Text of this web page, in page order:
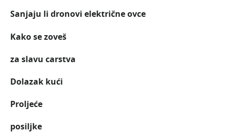
Sanjaju li dronovi električne ovce
Kako se zoveš
za slavu carstva
Dolazak kući
Proljeće
posiljke